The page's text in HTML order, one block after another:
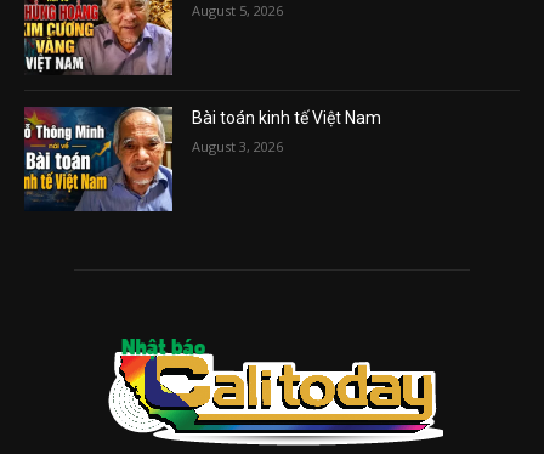
August 5, 2026
Bài toán kinh tế Việt Nam
August 3, 2026